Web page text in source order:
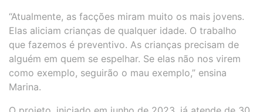
“Atualmente, as facções miram muito os mais jovens.
Elas aliciam crianças de qualquer idade. O trabalho
que fazemos é preventivo. As crianças precisam de
alguém em quem se espelhar. Se elas não nos virem
como exemplo, seguirão o mau exemplo,” ensina
Marina.